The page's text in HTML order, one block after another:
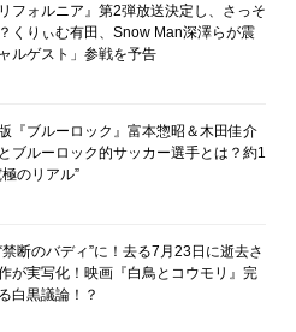
フォルニア』第2弾放送決定し、さっそ
くりぃむ有田、Snow Man深澤らが震
ルゲスト」参戦を予告
『ブルーロック』富本惣昭＆木田佳介
ブルーロック的サッカー選手とは？約1
のリアル”
断のバディ”に！去る7月23日に逝去さ
が実写化！映画『白鳥とコウモリ』完
白黒議論！？